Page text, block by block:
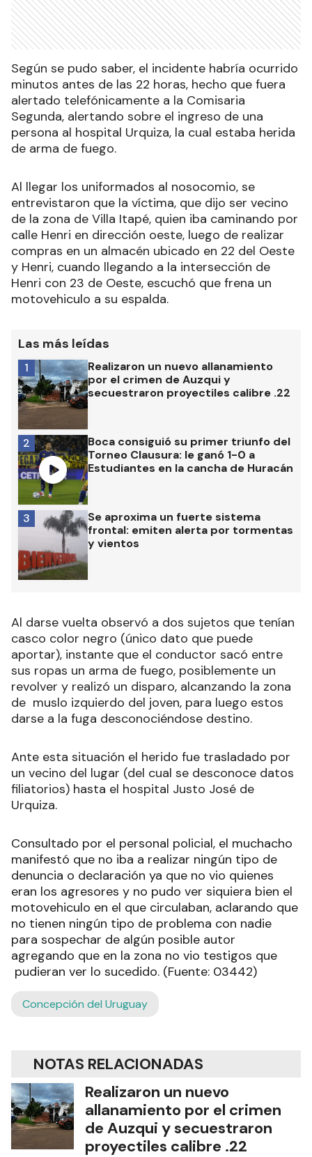
Según se pudo saber, el incidente habría ocurrido
minutos antes de las 22 horas, hecho que fuera
alertado telefónicamente a la Comisaria
Segunda, alertando sobre el ingreso de una
persona al hospital Urquiza, la cual estaba herida
de arma de fuego.
Al llegar los uniformados al nosocomio, se
entrevistaron que la víctima, que dijo ser vecino
de la zona de Villa Itapé, quien iba caminando por
calle Henri en dirección oeste, luego de realizar
compras en un almacén ubicado en 22 del Oeste
y Henri, cuando llegando a la intersección de
Henri con 23 de Oeste, escuchó que frena un
motovehiculo a su espalda.
Las más leídas
Realizaron un nuevo allanamiento
por el crimen de Auzqui y
secuestraron proyectiles calibre .22
1
Boca consiguió su primer triunfo del
Torneo Clausura: le ganó 1-0 a
Estudiantes en la cancha de Huracán
2
Se aproxima un fuerte sistema
frontal: emiten alerta por tormentas
y vientos
3
Al darse vuelta observó a dos sujetos que tenían
casco color negro (único dato que puede
aportar), instante que el conductor sacó entre
sus ropas un arma de fuego, posiblemente un
revolver y realizó un disparo, alcanzando la zona
de muslo izquierdo del joven, para luego estos
darse a la fuga desconociéndose destino.
Ante esta situación el herido fue trasladado por
un vecino del lugar (del cual se desconoce datos
filiatorios) hasta el hospital Justo José de
Urquiza.
Consultado por el personal policial, el muchacho
manifestó que no iba a realizar ningún tipo de
denuncia o declaración ya que no vio quienes
eran los agresores y no pudo ver siquiera bien el
motovehiculo en el que circulaban, aclarando que
no tienen ningún tipo de problema con nadie
para sospechar de algún posible autor
agregando que en la zona no vio testigos que
pudieran ver lo sucedido. (Fuente: 03442)
Concepción del Uruguay
NOTAS RELACIONADAS
Realizaron un nuevo
allanamiento por el crimen
de Auzqui y secuestraron
proyectiles calibre .22